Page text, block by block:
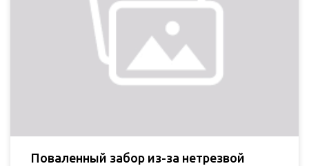
Поваленный забор из-за нетрезвой